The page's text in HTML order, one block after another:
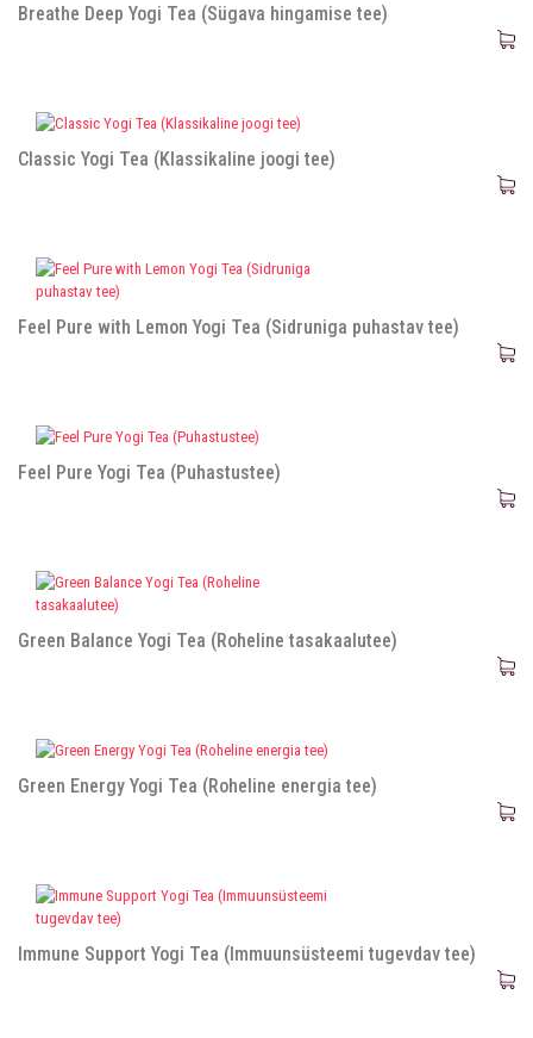
Breathe Deep Yogi Tea (Sügava hingamise tee)
Classic Yogi Tea (Klassikaline joogi tee)
Feel Pure with Lemon Yogi Tea (Sidruniga puhastav tee)
Feel Pure Yogi Tea (Puhastustee)
Green Balance Yogi Tea (Roheline tasakaalutee)
Green Energy Yogi Tea (Roheline energia tee)
Immune Support Yogi Tea (Immuunsüsteemi tugevdav tee)